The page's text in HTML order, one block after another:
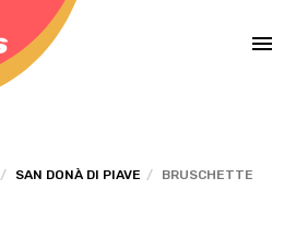
SAN DONÀ DI PIAVE BRUSCHETTE